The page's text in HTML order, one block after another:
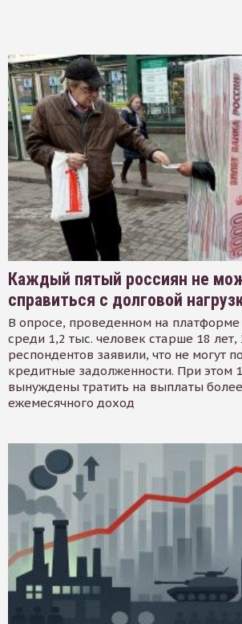
Каждый пятый россиян не
справиться с долговой
В опросе, проведенном на платформе
среди 1,2 тыс. человек старше 18 лет,
респондентов заявили, что не могут
кредитные задолженности. При этом
вынуждены тратить на выплаты
ежемесячного доход